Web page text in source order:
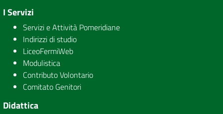
I Servizi
Servizi e Attività Pomeridiane
Indirizzi di studio
LiceoFermiWeb
Modulistica
Contributo Volontario
Comitato Genitori
Didattica